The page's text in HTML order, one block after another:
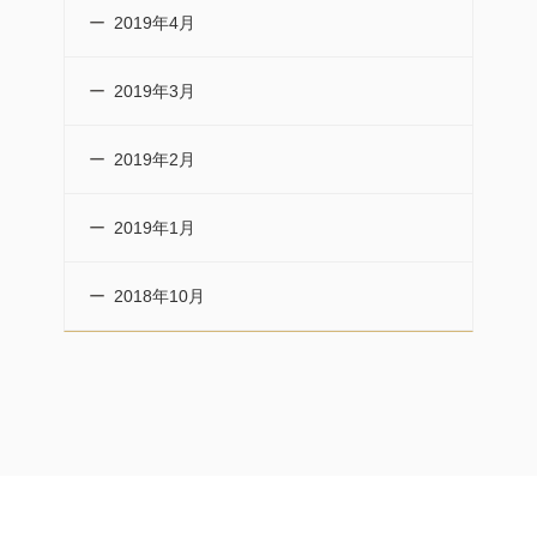
2019年4月
2019年3月
2019年2月
2019年1月
2018年10月